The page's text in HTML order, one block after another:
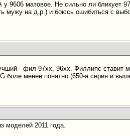
у 9606 матовое. Не сильно ли бликует
мужу на д.р.) и боюсь ошибиться с
- фил 97хх, 96xx. Филлипс ставит
боле менее понятно (650-я серия и
моделей 2011 года.